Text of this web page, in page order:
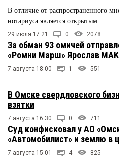
В отличие от распространенного
нотариуса является открытым
29 июля 17:21 0 2078
За обман 93 омичей
«Ромни Марш» Ярослав
7 августа 18:00 1 551
В Омске свердловского
взятки
7 августа 16:30 0 711
Суд конфисковал у АО
«Автомобилист» и землю в
7 августа 15:01 4 825